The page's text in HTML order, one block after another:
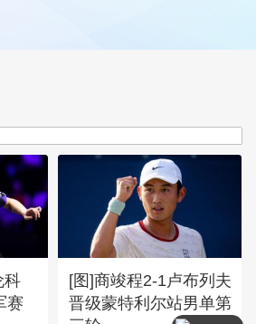
多站-张帅
科
赛
[图]商竣程2-1卢布列夫
晋级蒙特利尔站男单第